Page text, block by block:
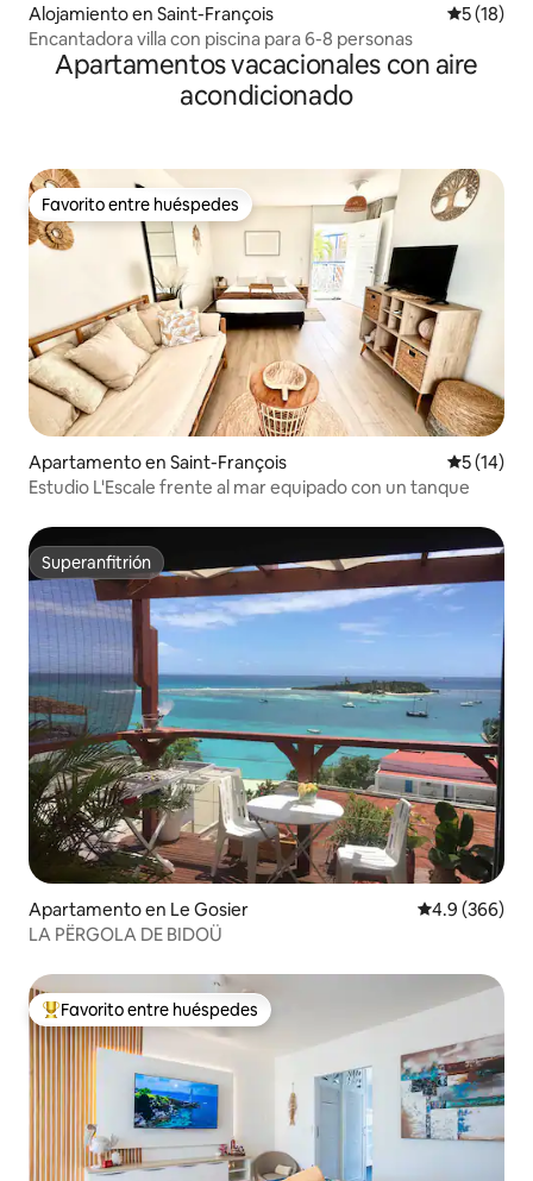
Alojamiento en Saint-François
5 (18)
Encantadora villa con piscina para 6-8 personas
Apartamentos vacacionales con aire
acondicionado
Favorito entre huéspedes
Favorito entre huéspedes
Apartamento en Saint-François
5 (14)
Estudio L'Escale frente al mar equipado con un tanque
Superanfitrión
Superanfitrión
Apartamento en Le Gosier Calificación
4.9 (366)
LA PËRGOLA DE BIDOÜ
Favorito entre huéspedes preferido
Favorito entre huéspedes